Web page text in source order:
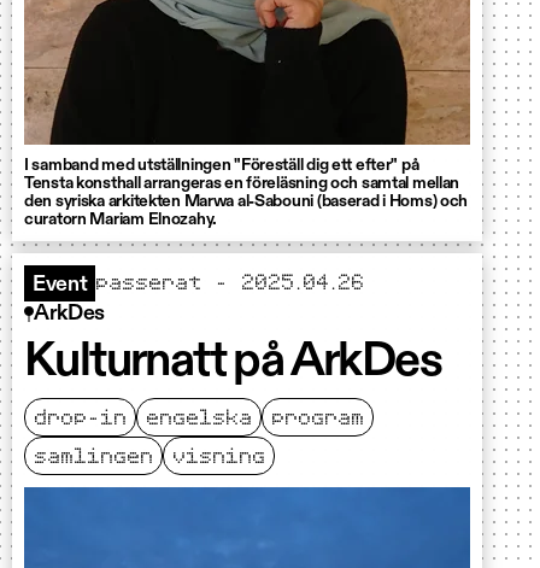
I samband med utställningen "Föreställ dig ett efter" på
Tensta konsthall arrangeras en föreläsning och samtal mellan
den syriska arkitekten Marwa al-Sabouni (baserad i Homs) och
curatorn Mariam Elnozahy.
Event passerat - 2025.04.26
ArkDes
Kulturnatt på ArkDes
drop-in engelska
program
samlingen
visning